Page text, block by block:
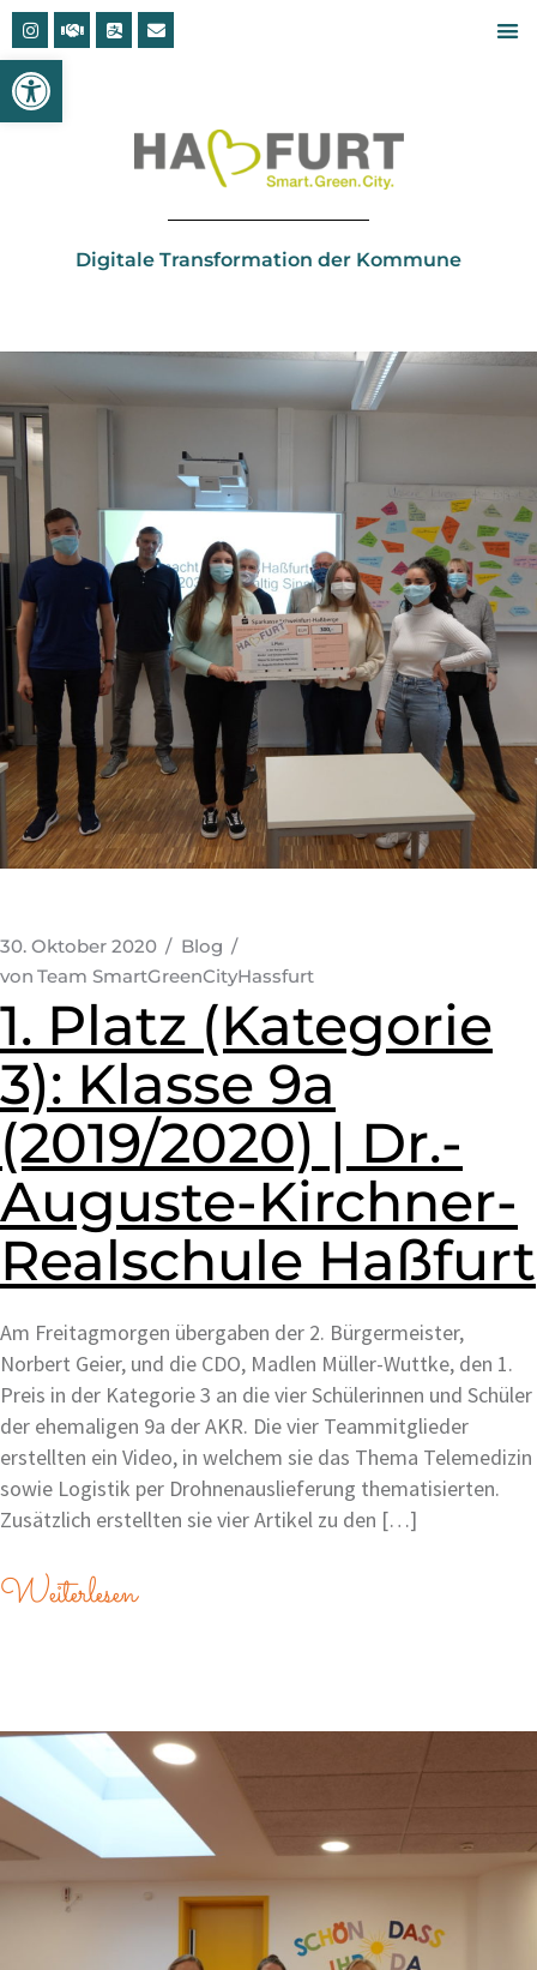
Open toolbar
Digitale Transformation der Kommune
30. Oktober 2020
Blog
von Team SmartGreenCityHassfurt
1. Platz (Kategorie
3): Klasse 9a
(2019/2020) | Dr.-
Auguste-Kirchner-
Realschule Haßfurt
Am Freitagmorgen übergaben der 2. Bürgermeister,
Norbert Geier, und die CDO, Madlen Müller-Wuttke, den 1.
Preis in der Kategorie 3 an die vier Schülerinnen und Schüler
der ehemaligen 9a der AKR. Die vier Teammitglieder
erstellten ein Video, in welchem sie das Thema Telemedizin
sowie Logistik per Drohnenauslieferung thematisierten.
Zusätzlich erstellten sie vier Artikel zu den […]
Weiterlesen